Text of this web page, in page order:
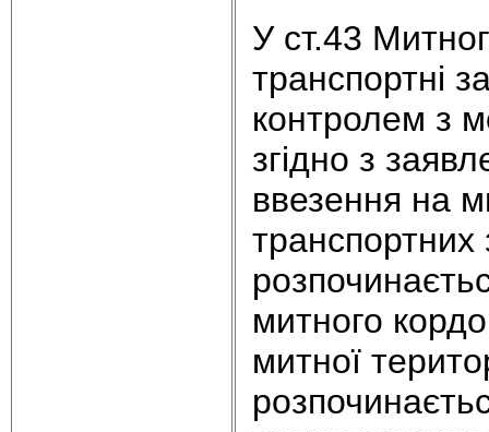
У ст.43
транспортні
контролем з
згідно з
ввезення на
транспортних
митного
митної